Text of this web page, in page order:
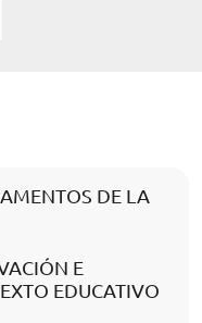
DE LA
E
EDUCATIVO